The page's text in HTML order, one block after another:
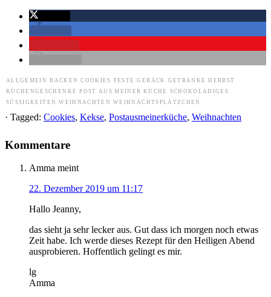
ALLGEMEIN BACKEN COOKIES FESTE GEBÄCK GETRÄNKE
HERBST
KÜCHENGESCHENKE
POST AUS MEINER KÜCHE
SCHOKOLADIGES
SÜSSIGKEITEN
WEIHNACHTEN WEIHNACHTSPLÄTZCHEN
· Tagged: Cookies, Kekse, Postausmeinerküche, Weihnachten
Kommentare
Amma meint
22. Dezember 2019 um 11:17
Hallo Jeanny,
das sieht ja sehr lecker aus. Gut dass ich morgen noch etwas
Zeit habe. Ich werde dieses Rezept für den Heiligen Abend
ausprobieren. Hoffentlich gelingt es mir.
lg
Amma